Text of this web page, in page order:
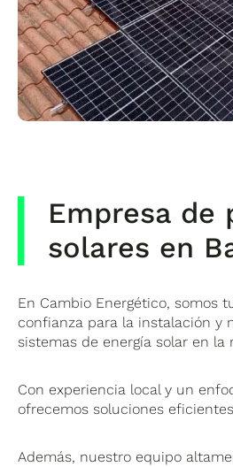
Empresa de
solares en
En Cambio Energético, somos
confianza para la instalación y
sistemas de energía solar en la
Con experiencia local y un
ofrecemos soluciones
Además, nuestro equipo